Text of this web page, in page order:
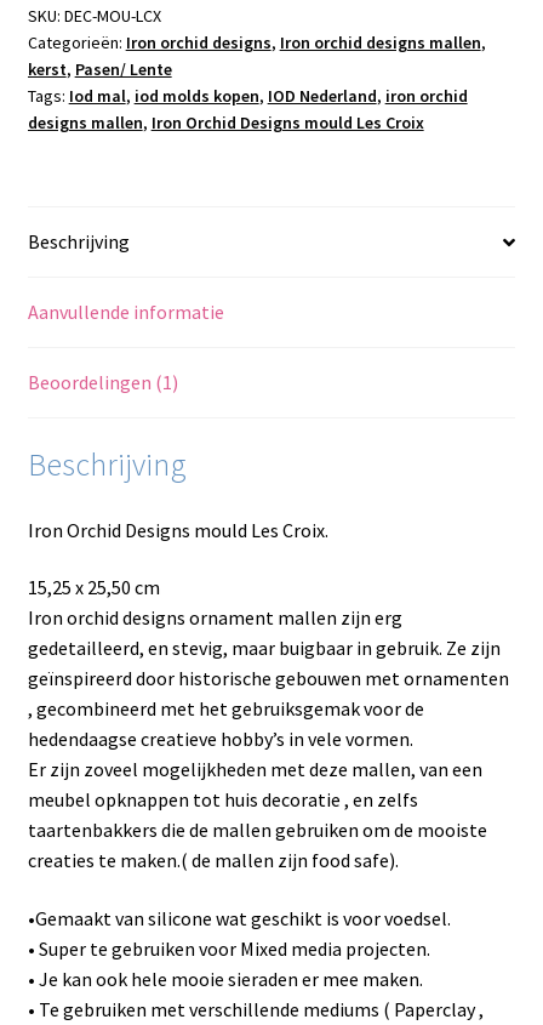
Croix
aantal
SKU: DEC-MOU-LCX
Categorieën: Iron orchid designs, Iron orchid designs mallen,
kerst, Pasen/ Lente
Tags: Iod mal, iod molds kopen, IOD Nederland, iron orchid
designs mallen, Iron Orchid Designs mould Les Croix
Beschrijving
Aanvullende informatie
Beoordelingen (1)
Beschrijving
Iron Orchid Designs mould Les Croix.
15,25 x 25,50 cm
Iron orchid designs ornament mallen zijn erg
gedetailleerd, en stevig, maar buigbaar in gebruik. Ze zijn
geïnspireerd door historische gebouwen met ornamenten
, gecombineerd met het gebruiksgemak voor de
hedendaagse creatieve hobby’s in vele vormen.
Er zijn zoveel mogelijkheden met deze mallen, van een
meubel opknappen tot huis decoratie , en zelfs
taartenbakkers die de mallen gebruiken om de mooiste
creaties te maken.( de mallen zijn food safe).
•Gemaakt van silicone wat geschikt is voor voedsel.
• Super te gebruiken voor Mixed media projecten.
• Je kan ook hele mooie sieraden er mee maken.
• Te gebruiken met verschillende mediums ( Paperclay ,